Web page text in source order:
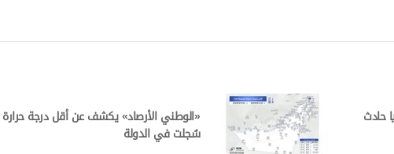
حادث
«الوطني الأرصاد» يكشف عن أقل درجة حرارة
سُجلت في الدولة